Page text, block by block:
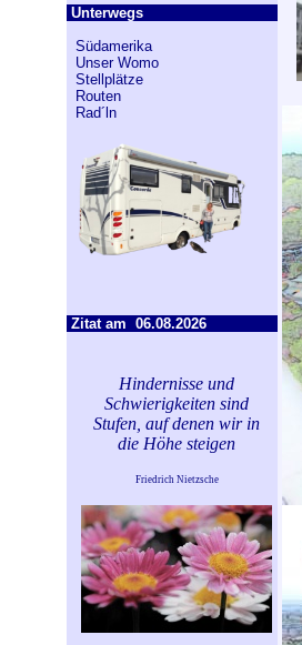
Unterwegs
Südamerika
Unser Womo
Stellplätze
Routen
Rad´ln
Zitat am 06.08.2026